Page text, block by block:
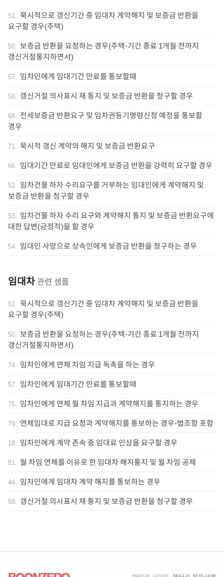
51. 묵시적으로 갱신기간 중 임대차 계약해지 및 보증금 반환을
요구할 경우(주택)
50. 보증금 반환을 요청하는 경우(주택-기간 종료 1개월 전까지
갱신거절통지하면서)
57. 임차인에게 임대기간 만료를 통보할때
58. 갱신거절 의사표시 재 통지 및 보증금 반환을 청구할 경우
68. 전세보증금 반환요구 및 임차권등기명령신청 예정을 통보할
경우
71. 묵시적 갱신 계약의 해지 및 보증금 반환요구
66. 임대기간 만료로 임대인에게 보증금 반환을 강력히 요구할 경우
52. 임차건물 하자 수리요구를 거부하는 임대인에게 계약해지 및
보증금 반환을 청구할 경우
53. 임차건물 하자 수리 요구와 계약해지 통지 및 보증금 반환요구에
대한 답변(긍정적)을 할 경우
54. 임대인 사망으로 상속인에게 보증금 반환을 청구하는 경우
임대차 관련 샘플
51. 묵시적으로 갱신기간 중 임대차 계약해지 및 보증금 반환을
요구할 경우(주택)
50. 보증금 반환을 요청하는 경우(주택-기간 종료 1개월 전까지
갱신거절통지하면서)
74. 임차인에게 연체 차임 지급 독촉을 하는 경우
57. 임차인에게 임대기간 만료를 통보할때
76. 임차인에게 연체 월 차임 지급과 계약해지를 통지하는 경우
79. 연체임대로 지급 요청과 계약해지를 통보하는 경우-법조항 포함
18. 임차인에게 계약 존속 중 임대료 인상을 요구할 경우
81. 월 차임 연체를 이유로 한 임대차 해지통지 및 월 차임 공제
44. 임차인에게 임대차 계약 해지를 통보하는 경우
58. 갱신거절 의사표시 재 통지 및 보증금 반환을 청구할 경우